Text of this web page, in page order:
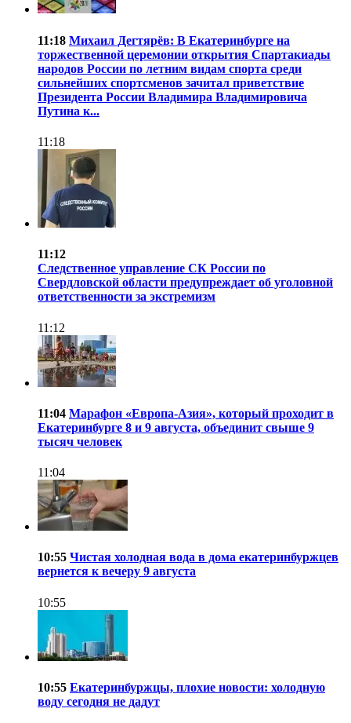
11:18 Михаил Дегтярёв: В Екатеринбурге на
торжественной церемонии открытия Спартакиады
народов России по летним видам спорта среди
сильнейших спортсменов зачитал приветствие
Президента России Владимира Владимировича
Путина к...
11:18
11:12
Следственное управление СК России по
Свердловской области предупреждает об уголовной
ответственности за экстремизм
11:12
11:04 Марафон «Европа-Азия», который проходит в
Екатеринбурге 8 и 9 августа, объединит свыше 9
тысяч человек
11:04
10:55 Чистая холодная вода в дома екатеринбуржцев
вернется к вечеру 9 августа
10:55
10:55 Екатеринбуржцы, плохие новости: холодную
воду сегодня не дадут